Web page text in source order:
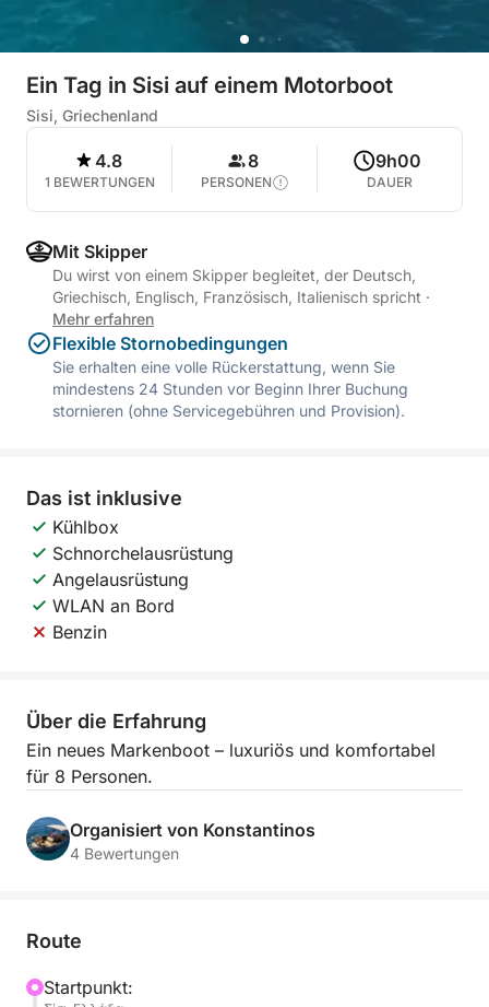
Ein Tag in Sisi auf einem Motorboot
Sisi, Griechenland
4.8
1 BEWERTUNGEN
8
PERSONEN
9h00
DAUER
Mit Skipper
Du wirst von einem Skipper begleitet, der Deutsch,
Griechisch, Englisch, Französisch, Italienisch spricht ·
Mehr erfahren
Flexible Stornobedingungen
Sie erhalten eine volle Rückerstattung, wenn Sie
mindestens 24 Stunden vor Beginn Ihrer Buchung
stornieren (ohne Servicegebühren und Provision).
Das ist inklusive
Kühlbox
Schnorchelausrüstung
Angelausrüstung
WLAN an Bord
Benzin
Über die Erfahrung
Ein neues Markenboot – luxuriös und komfortabel
für 8 Personen.
Organisiert von Konstantinos
4 Bewertungen
Route
Startpunkt: